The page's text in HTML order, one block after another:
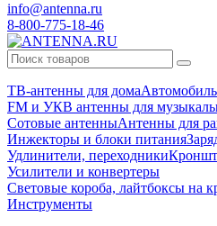
info@antenna.ru
8-800-775-18-46
ТВ-антенны для дома
FM и УКВ антенны для
Сотовые антенныАнтенны для
Инжекторы и блоки питания
Удлинители, переходники
Усилители и конвертеры
Световые короба, лайтбоксы на
Инструменты